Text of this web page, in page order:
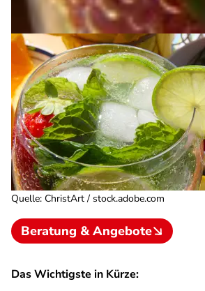
Quelle: ChristArt / stock.adobe.com
Beratung & Angebote
Das Wichtigste in Kürze: